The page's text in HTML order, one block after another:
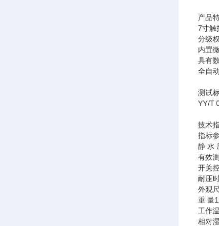
产品
7寸触
分级
内置
具有
全自
测试
YY/T
技术
指标
静 水
有效
开关
耐压
外观
重 量
工作
相对